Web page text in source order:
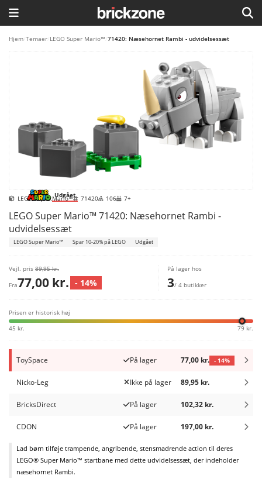
HJEM
LEGO FAVORITTER
Hjem Temaer LEGO Super Mario™ 71420: Næsehornet Rambi - udvidelsessæt
Udgået
LEGO Super Mario™ 71420 106 7+
LEGO Super Mario™ 71420: Næsehornet Rambi -
udvidelsessæt
LEGO Super Mario™ Spar 10-20% på LEGO Udgået
Vejl. pris 89,95 kr.
Fra77,00 kr. - 14%
På lager hos
3/ 4 butikker
Prisen er historisk høj
45 kr. 79 kr.
ToySpace På lager 77,00 kr. - 14%
Nicko-Leg Ikke på lager 89,95 kr.
BricksDirect På lager 102,32 kr.
CDON På lager 197,00 kr.
Lad børn tilføje trampende, angribende, stensmadrende action til deres
LEGO® Super Mario™ startbane med dette udvidelsessæt, der indeholder
næsehornet Rambi.